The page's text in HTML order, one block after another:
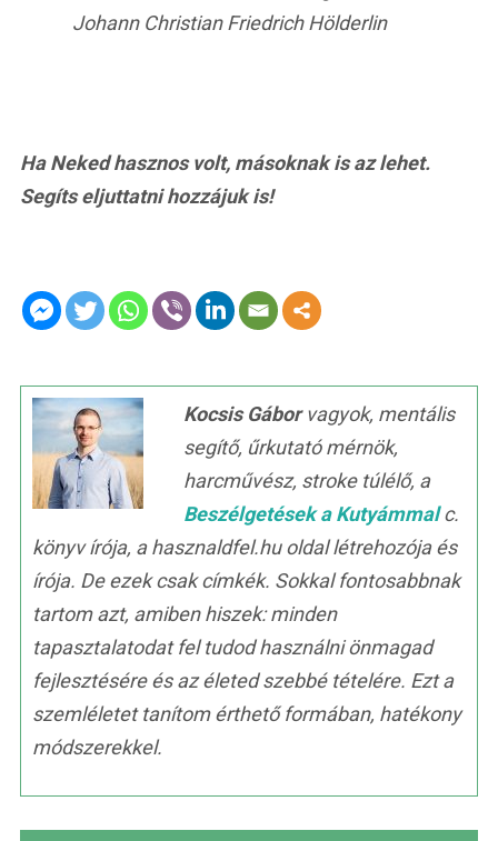
Johann Christian Friedrich Hölderlin
Ha Neked hasznos volt, másoknak is az lehet.
Segíts eljuttatni hozzájuk is!
Kocsis Gáborvagyok, mentális
segítő, űrkutató mérnök,
harcművész, stroke túlélő, a
Beszélgetések a Kutyámmalc.
könyv írója, a hasznaldfel.hu oldal létrehozója és
írója. De ezek csak címkék. Sokkal fontosabbnak
tartom azt, amiben hiszek: minden
tapasztalatodat fel tudod használni önmagad
fejlesztésére és az életed szebbé tételére. Ezt a
szemléletet tanítom érthető formában, hatékony
módszerekkel.